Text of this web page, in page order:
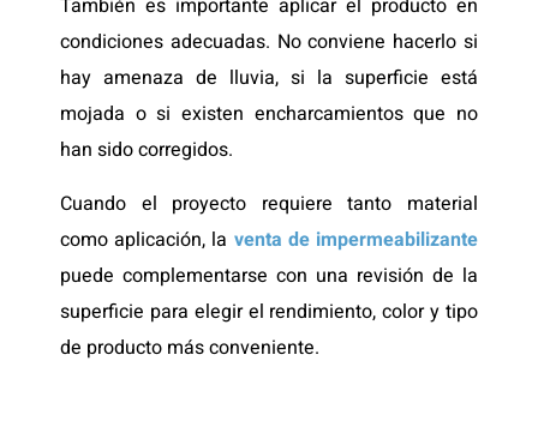
También es importante aplicar el producto en
condiciones adecuadas. No conviene hacerlo si
hay amenaza de lluvia, si la superficie está
mojada o si existen encharcamientos que no
han sido corregidos.
Cuando el proyecto requiere tanto material
como aplicación, la venta de impermeabilizante
puede complementarse con una revisión de la
superficie para elegir el rendimiento, color y tipo
de producto más conveniente.